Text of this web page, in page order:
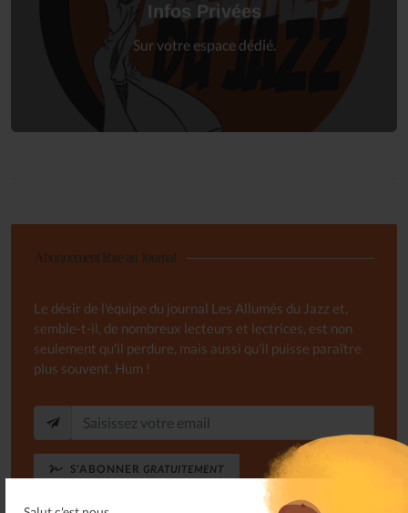
Infos Privées
Sur votre espace dédié.
Abonnement libre au Journal
Le désir de l'équipe du journal Les Allumés du Jazz et,
semble-t-il, de nombreux lecteurs et lectrices, est non
seulement qu'il perdure, mais aussi qu'il puisse paraître
plus souvent. Hum !
S'ABONNER GRATUITEMENT